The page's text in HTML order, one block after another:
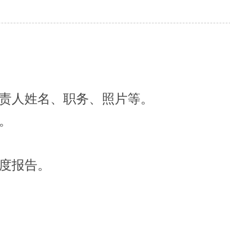
姓名、职务、照片等。
告。